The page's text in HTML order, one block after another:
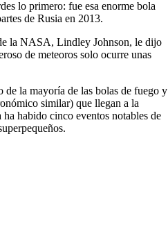
lo primero: fue esa enorme bola
de Rusia en 2013.
la NASA, Lindley Johnson, le dijo
de meteoros solo ocurre unas
la mayoría de las bolas de fuego y
similar) que llegan a la
habido cinco eventos notables de